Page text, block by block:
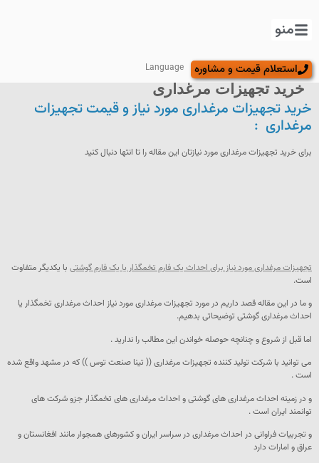
منو
استعلام قیمت و مشاوره Language
خرید تجهیزات مرغداری
خرید تجهیزات مرغداری مورد نیاز و قیمت تجهیزات
مرغداری :
برای خرید تجهیزات مرغداری مورد نیازتان این مقاله را تا انتها دنبال کنید
تجهیزات مرغداری مورد نیاز برای احداث یک فارم تخمگذار یا یک فارم گوشتی با یکدیگر متفاوت
است.
و ما در این مقاله قصد داریم در مورد تجهیزات مرغداری مورد نیاز احداث مرغداری تخمگذار یا
احداث مرغداری گوشتی توضیحاتی بدهیم.
اما قبل از شروع و چنانچه حوصله خواندن این مطالب را ندارید .
می توانید با شرکت تولید کننده تجهیزات مرغداری (( تینا صنعت توس )) که در مشهد واقع شده
است .
و در زمینه احداث مرغداری های گوشتی و احداث مرغداری های تخمگذار جزو شرکت های
توانمند ایران است .
و تجربیات فراوانی در احداث مرغداری در سراسر ایران و کشورهای همجوار مانند افغانستان و
عراق و امارات دارد